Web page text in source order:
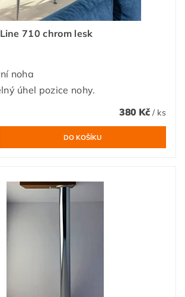
710 chrom lesk
noha
úhel pozice nohy.
380 Kč / ks